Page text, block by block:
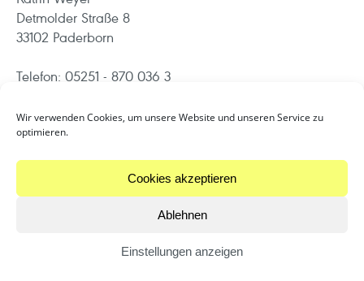
Wir verwenden Cookies, um unsere Website und unseren Service zu
optimieren.
Cookies akzeptieren
Ablehnen
Einstellungen anzeigen
Detmolder Straße 8
33102 Paderborn
Telefon: 05251 - 870 036 3
Web:www.provalea.de
Datenschutz·Cookie-Richtlinie